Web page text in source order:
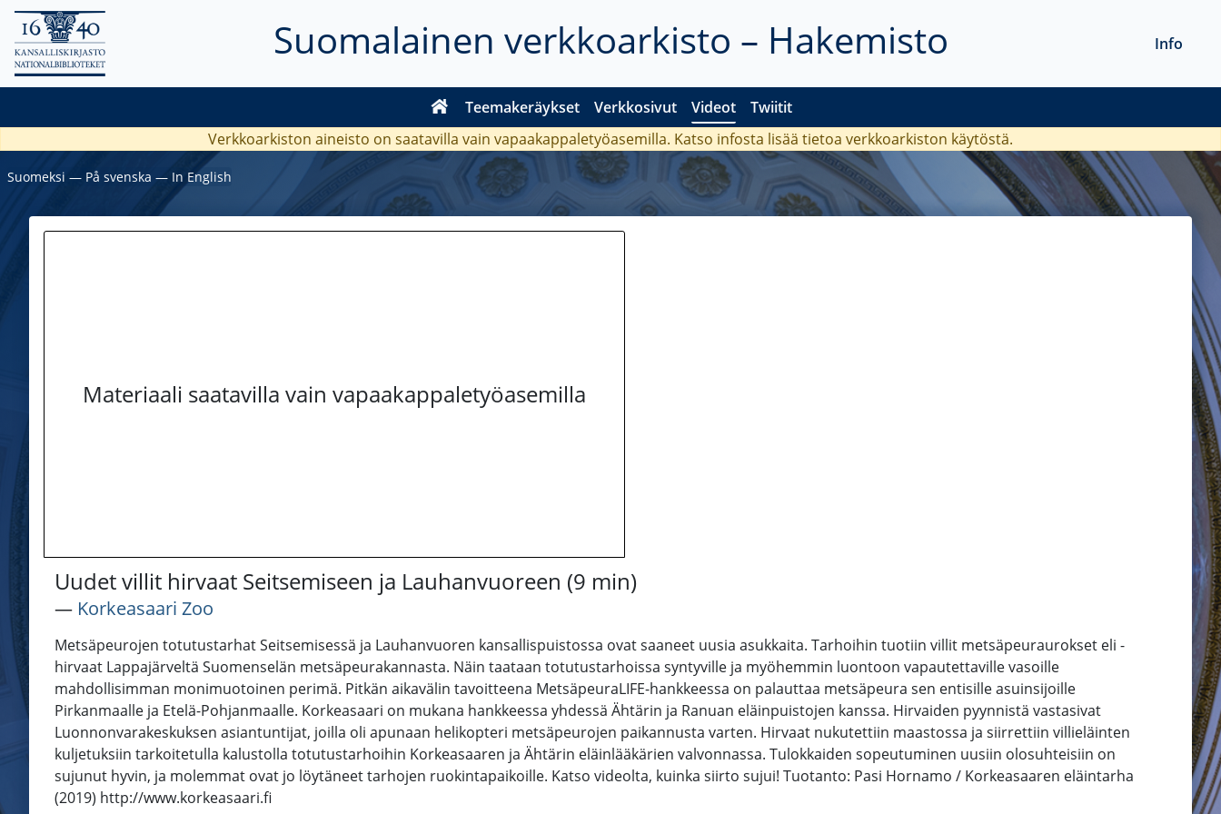
Suomalainen verkkoarkisto – Hakemisto
Teemakeräykset Verkkosivut Videot Twiitit
Info
Verkkoarkiston aineisto on saatavilla vain vapaakappaletyöasemilla. Katso infosta lisää tietoa verkkoarkiston käytöstä.
Suomeksi ― På svenska ― In English
Materiaali saatavilla vain vapaakappaletyöasemilla
Uudet villit hirvaat Seitsemiseen ja Lauhanvuoreen (9 min)
― Korkeasaari Zoo
Metsäpeurojen totutustarhat Seitsemisessä ja Lauhanvuoren kansallispuistossa ovat saaneet uusia asukkaita. Tarhoihin tuotiin villit metsäpeuraurokset eli -
hirvaat Lappajärveltä Suomenselän metsäpeurakannasta. Näin taataan totutustarhoissa syntyville ja myöhemmin luontoon vapautettaville vasoille
mahdollisimman monimuotoinen perimä. Pitkän aikavälin tavoitteena MetsäpeuraLIFE-hankkeessa on palauttaa metsäpeura sen entisille asuinsijoille
Pirkanmaalle ja Etelä-Pohjanmaalle. Korkeasaari on mukana hankkeessa yhdessä Ähtärin ja Ranuan eläinpuistojen kanssa. Hirvaiden pyynnistä vastasivat
Luonnonvarakeskuksen asiantuntijat, joilla oli apunaan helikopteri metsäpeurojen paikannusta varten. Hirvaat nukutettiin maastossa ja siirrettiin villieläinten
kuljetuksiin tarkoitetulla kalustolla totutustarhoihin Korkeasaaren ja Ähtärin eläinlääkärien valvonnassa. Tulokkaiden sopeutuminen uusiin olosuhteisiin on
sujunut hyvin, ja molemmat ovat jo löytäneet tarhojen ruokintapaikoille. Katso videolta, kuinka siirto sujui! Tuotanto: Pasi Hornamo / Korkeasaaren eläintarha
(2019) http://www.korkeasaari.fi